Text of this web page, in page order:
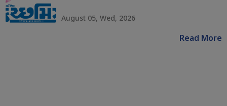
August 05, Wed, 2026
Read More